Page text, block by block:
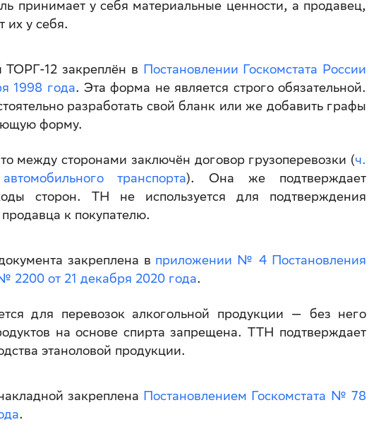
принимает у себя материальные ценности, а продавец,
их у себя.
12 закреплён в Постановлении Госкомстата России
1998 года. Эта форма не является строго обязательной.
разработать свой бланк или же добавить графы
форму.
между сторонами заключён договор грузоперевозки (ч.
транспорта). Она же подтверждает
сторон. ТН не используется для подтверждения
к покупателю.
закреплена в приложении № 4 Постановления
2200 от 21 декабря 2020 года.
для перевозок алкогольной продукции — без него
на основе спирта запрещена. ТТН подтверждает
этаноловой продукции.
закреплена Постановлением Госкомстата № 78
.